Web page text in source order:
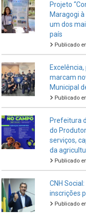
Projeto
Maragogi à
um dos
país
Publicado
marcam
Municipal
Publicado
Prefeitura
do
serviços,
da
Publicado
CNH
inscrições
Publicado